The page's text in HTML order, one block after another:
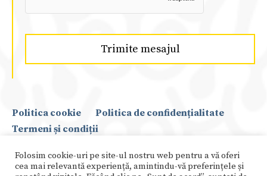
Trimite mesajul
Politica cookie
Politica de confidențialitate
Termeni și condiții
Copyright © 2021 Suada Agachi
Folosim cookie-uri pe site-ul nostru web pentru a vă oferi
cea mai relevantă experiență, amintindu-vă preferințele și